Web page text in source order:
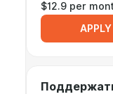
$12.9 per
APPLY